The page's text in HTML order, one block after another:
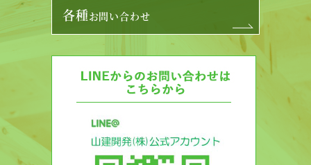
各種お問い合わせ